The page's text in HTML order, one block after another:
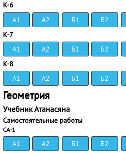
К-6
А1
А2 Б1 Б2
К-7
А1
А2 Б1 Б2
К-8
А1
А2 Б1 Б2
Геометрия
Учебник Атанасяна
Самостоятельные работы
СА-1
А1 А2 Б1 Б2